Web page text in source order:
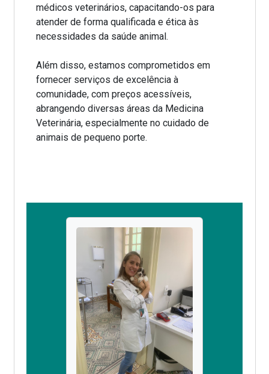
médicos veterinários, capacitando-os para
atender de forma qualificada e ética às
necessidades da saúde animal.
Além disso, estamos comprometidos em
fornecer serviços de excelência à
comunidade, com preços acessíveis,
abrangendo diversas áreas da Medicina
Veterinária, especialmente no cuidado de
animais de pequeno porte.